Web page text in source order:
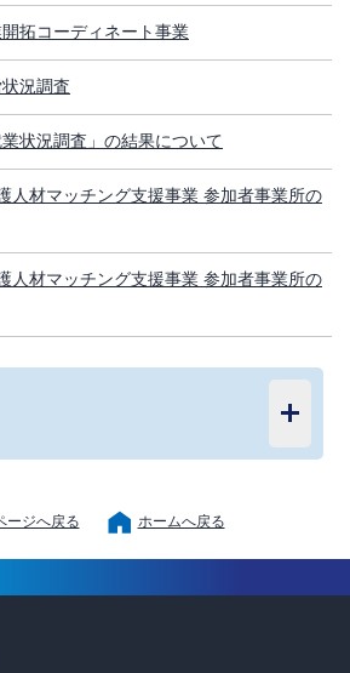
拓コーディネート事業
況調査
業状況調査」の結果について
人材マッチング支援事業 参加者事業所の
人材マッチング支援事業 参加者事業所の
ージへ戻る ホームへ戻る